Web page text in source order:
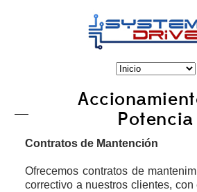
Potencia
Contratos de Mantención
Ofrecemos contratos de
correctivo a nuestros clientes,